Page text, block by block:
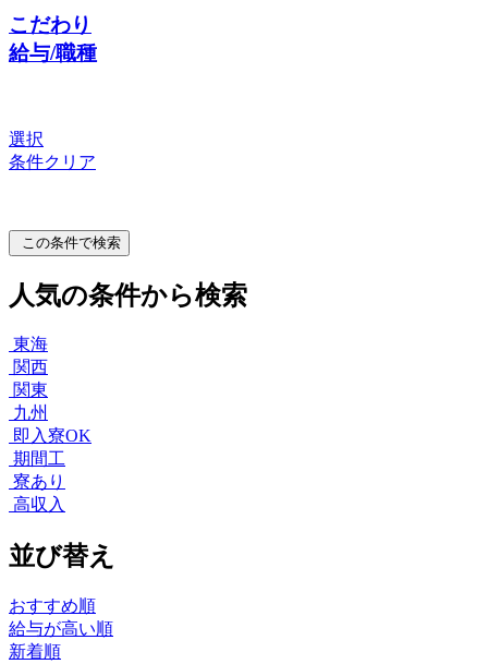
こだわり
給与/職種
選択
条件クリア
この条件で検索
人気の条件から検索
東海
関西
関東
九州
即入寮OK
期間工
寮あり
高収入
並び替え
おすすめ順
給与が高い順
新着順